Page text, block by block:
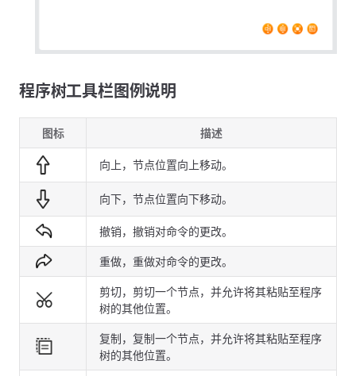
程序树工具栏图例说明
图标
描述
向上，节点位置向上移动。
向下，节点位置向下移动。
撤销，撤销对命令的更改。
重做，重做对命令的更改。
剪切，剪切一个节点，并允许将其粘贴至程序
树的其他位置。
复制，复制一个节点，并允许将其粘贴至程序
树的其他位置。